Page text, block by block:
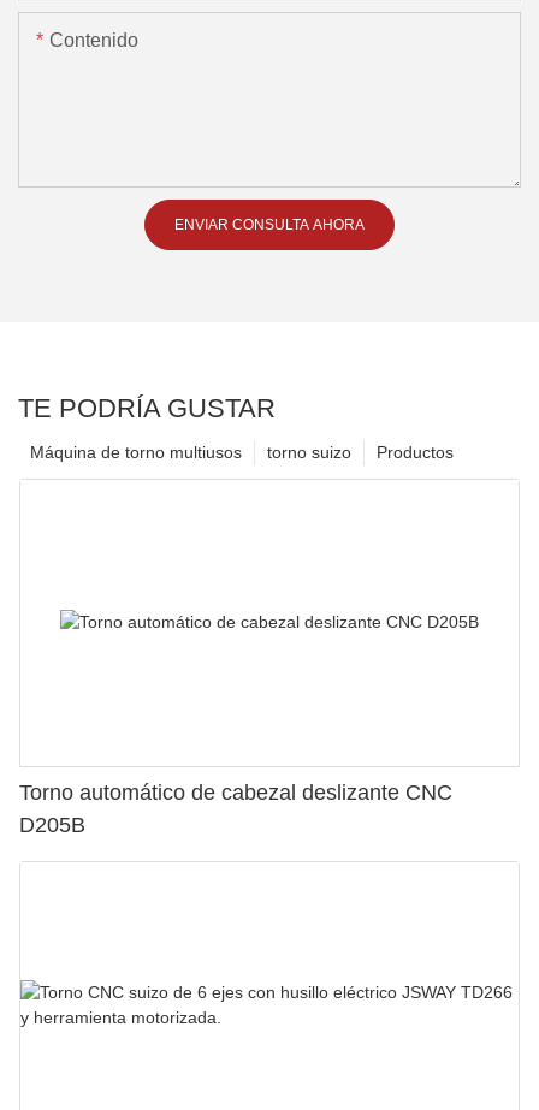
Contenido
ENVIAR CONSULTA AHORA
TE PODRÍA GUSTAR
Productos
torno suizo
Máquina de torno multiusos
Torno automático de cabezal deslizante CNC
D205B